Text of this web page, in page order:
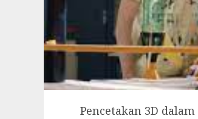
Pencetakan 3D